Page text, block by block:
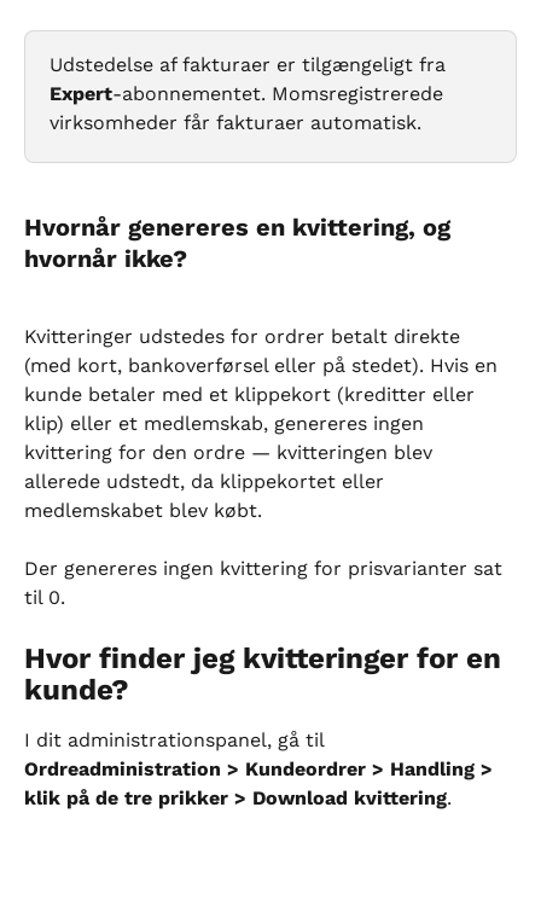
Udstedelse af fakturaer er tilgængeligt fra
Expert-abonnementet. Momsregistrerede
virksomheder får fakturaer automatisk.
Hvornår genereres en kvittering, og
hvornår ikke?
Kvitteringer udstedes for ordrer betalt direkte
(med kort, bankoverførsel eller på stedet). Hvis en
kunde betaler med et klippekort (kreditter eller
klip) eller et medlemskab, genereres ingen
kvittering for den ordre — kvitteringen blev
allerede udstedt, da klippekortet eller
medlemskabet blev købt.
Der genereres ingen kvittering for prisvarianter sat
til 0.
Hvor finder jeg kvitteringer for en
kunde?
I dit administrationspanel, gå til
Ordreadministration > Kundeordrer > Handling >
klik på de tre prikker > Download kvittering.